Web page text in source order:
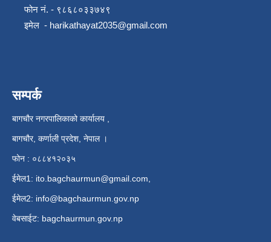
फोन नं. - ९८६८०३३७४९
इमेल - harikathayat2035@gmail.com
सम्पर्क
बागचौर नगरपालिकाको कार्यालय ,
बागचौर, कर्णाली प्रदेश, नेपाल ।
फोन : ०८८४१२०३५
ईमेल1: ito.bagchaurmun@gmail.com,
ईमेल2: info@bagchaurmun.gov.np
वे‍बसाईट: bagchaurmun.gov.np